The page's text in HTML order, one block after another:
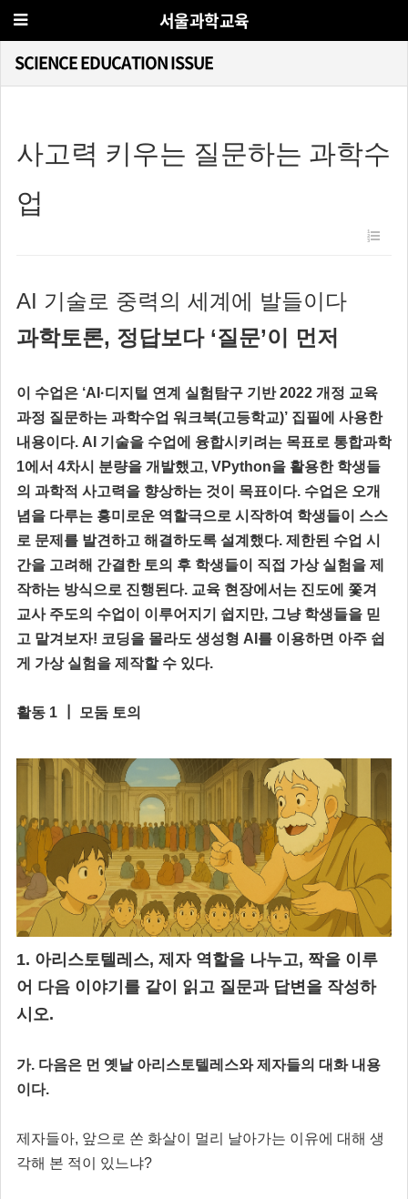
서울과학교육
SCIENCE EDUCATION ISSUE
사고력 키우는 질문하는 과학수
업
AI 기술로 중력의 세계에 발들이다
과학토론, 정답보다 ‘질문’이 먼저
이 수업은 ‘AI·디지털 연계 실험탐구 기반 2022 개정 교육
과정 질문하는 과학수업 워크북(고등학교)’ 집필에 사용한
내용이다. AI 기술을 수업에 융합시키려는 목표로 통합과학
1에서 4차시 분량을 개발했고, VPython을 활용한 학생들
의 과학적 사고력을 향상하는 것이 목표이다. 수업은 오개
념을 다루는 흥미로운 역할극으로 시작하여 학생들이 스스
로 문제를 발견하고 해결하도록 설계했다. 제한된 수업 시
간을 고려해 간결한 토의 후 학생들이 직접 가상 실험을 제
작하는 방식으로 진행된다. 교육 현장에서는 진도에 쫓겨
교사 주도의 수업이 이루어지기 쉽지만, 그냥 학생들을 믿
고 맡겨보자! 코딩을 몰라도 생성형 AI를 이용하면 아주 쉽
게 가상 실험을 제작할 수 있다.
활동 1 ┃ 모둠 토의
1. 아리스토텔레스, 제자 역할을 나누고, 짝을 이루
어 다음 이야기를 같이 읽고 질문과 답변을 작성하
시오.
가. 다음은 먼 옛날 아리스토텔레스와 제자들의 대화 내용
이다.
제자들아, 앞으로 쏜 화살이 멀리 날아가는 이유에 대해 생
각해 본 적이 있느냐?